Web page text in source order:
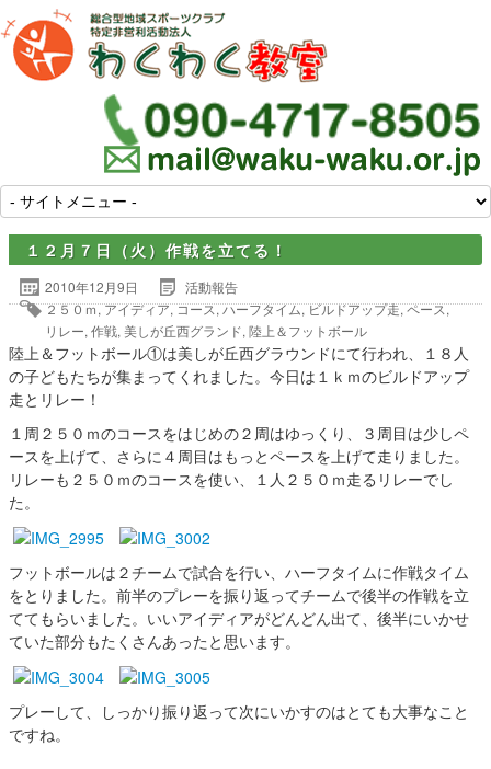
１２月７日（火）作戦を立てる！
2010年12月9日
活動報告
２５０ｍ,アイディア,コース,ハーフタイム,ビルドアップ走,ペース,
リレー, 作戦, 美しが丘西グランド, 陸上＆フットボール
陸上＆フットボール①は美しが丘西グラウンドにて行われ、１８人
の子どもたちが集まってくれました。今日は１ｋｍのビルドアップ
走とリレー！
１周２５０ｍのコースをはじめの２周はゆっくり、３周目は少しペ
ースを上げて、さらに４周目はもっとペースを上げて走りました。
リレーも２５０ｍのコースを使い、１人２５０ｍ走るリレーでし
た。
フットボールは２チームで試合を行い、ハーフタイムに作戦タイム
をとりました。前半のプレーを振り返ってチームで後半の作戦を立
ててもらいました。いいアイディアがどんどん出て、後半にいかせ
ていた部分もたくさんあったと思います。
プレーして、しっかり振り返って次にいかすのはとても大事なこと
ですね。